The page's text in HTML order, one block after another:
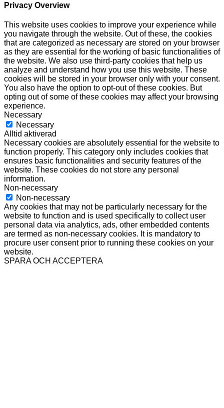
Privacy Overview
This website uses cookies to improve your experience while
you navigate through the website. Out of these, the cookies
that are categorized as necessary are stored on your browser
as they are essential for the working of basic functionalities of
the website. We also use third-party cookies that help us
analyze and understand how you use this website. These
cookies will be stored in your browser only with your consent.
You also have the option to opt-out of these cookies. But
opting out of some of these cookies may affect your browsing
experience.
Necessary
Necessary
Alltid aktiverad
Necessary cookies are absolutely essential for the website to
function properly. This category only includes cookies that
ensures basic functionalities and security features of the
website. These cookies do not store any personal
information.
Non-necessary
Non-necessary
Any cookies that may not be particularly necessary for the
website to function and is used specifically to collect user
personal data via analytics, ads, other embedded contents
are termed as non-necessary cookies. It is mandatory to
procure user consent prior to running these cookies on your
website.
SPARA OCH ACCEPTERA